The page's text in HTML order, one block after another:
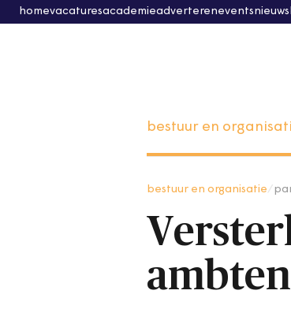
homevacaturesacademieadverterenevents
bestuur en
bestuur en organisatie